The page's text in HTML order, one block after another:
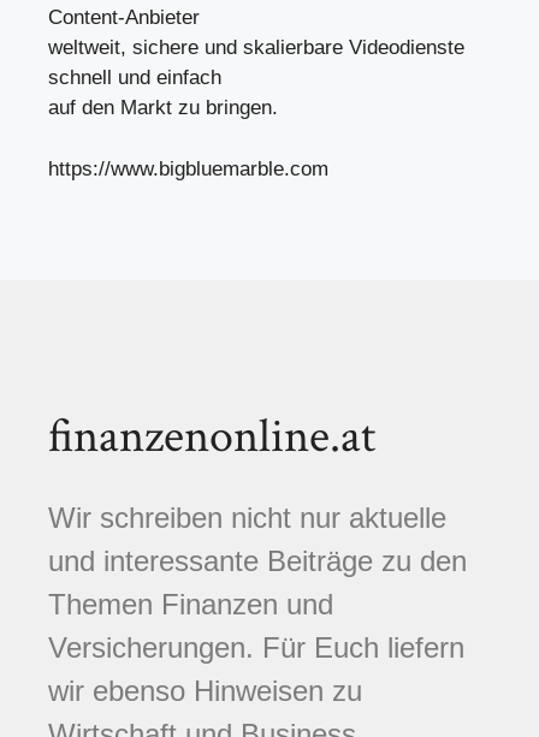
Content-Anbieter
weltweit, sichere und skalierbare Videodienste
schnell und einfach
auf den Markt zu bringen.
https://www.bigbluemarble.com
finanzenonline.at
Wir schreiben nicht nur aktuelle
und interessante Beiträge zu den
Themen Finanzen und
Versicherungen. Für Euch liefern
wir ebenso Hinweisen zu